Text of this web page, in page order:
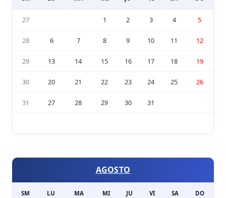
27 1 2 3 4 5
28 6 7 8 9 10 11 12
29 13 14 15 16 17 18 19
30 20 21 22 23 24 25 26
31 27 28 29 30 31
AGOSTO
SM LU MA MI JU VI SA DO